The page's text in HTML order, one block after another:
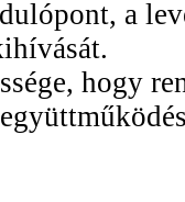
a
hogy